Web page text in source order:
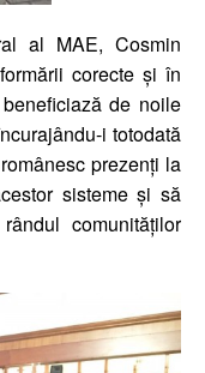
al MAE, Cosmin
corecte și în
de noile
i totodată
prezenți la
sisteme şi să
comunităților